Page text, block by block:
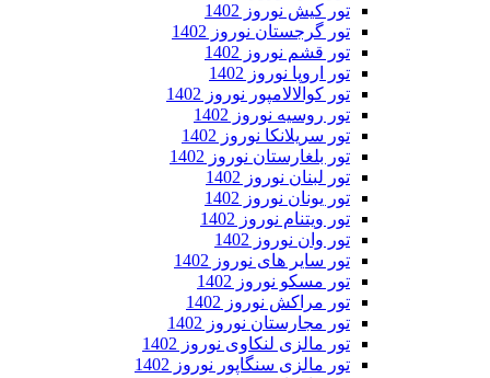
تور کیش نوروز 1402
تور گرجستان نوروز 1402
تور قشم نوروز 1402
تور اروپا نوروز 1402
تور کوالالامپور نوروز 1402
تور روسیه نوروز 1402
تور سریلانکا نوروز 1402
تور بلغارستان نوروز 1402
تور لبنان نوروز 1402
تور یونان نوروز 1402
تور ویتنام نوروز 1402
تور وان نوروز 1402
تور سایر های نوروز 1402
تور مسکو نوروز 1402
تور مراکش نوروز 1402
تور مجارستان نوروز 1402
تور مالزی لنکاوی نوروز 1402
تور مالزی سنگاپور نوروز 1402